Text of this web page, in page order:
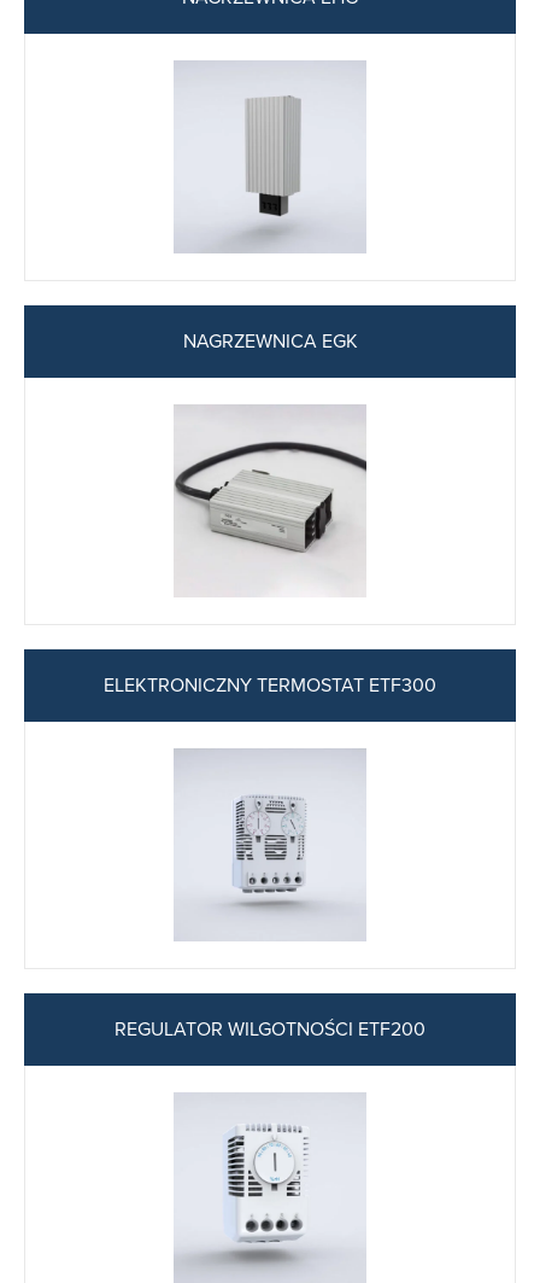
NAGRZEWNICA EGK
ELEKTRONICZNY TERMOSTAT ETF300
REGULATOR WILGOTNOŚCI ETF200